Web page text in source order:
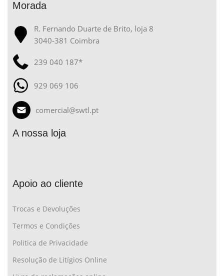
Morada
R. Fernando Duarte de Brito, loja 8
3040-381 Coimbra
239 040 187*
929 069 106
comercial@swtl.pt
A nossa loja
Apoio ao cliente
Trocas e Devoluções
Termos e Condições
Politica de Privacidade
Resolução de Litígios Online